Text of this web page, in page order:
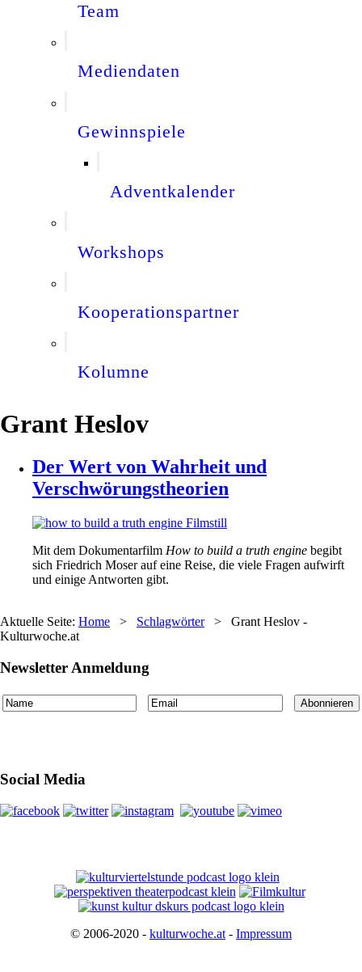
Team
Mediendaten
Gewinnspiele
Adventkalender
Workshops
Kooperationspartner
Kolumne
Grant Heslov
Der Wert von Wahrheit und
Verschwörungstheorien
Mit dem Dokumentarfilm How to build a truth engine begibt
sich Friedrich Moser auf eine Reise, die viele Fragen aufwirft
und einige Antworten gibt.
Aktuelle Seite: Home > Schlagwörter > Grant Heslov -
Kulturwoche.at
Newsletter Anmeldung
Social Media
© 2006-2020 - kulturwoche.at - Impressum